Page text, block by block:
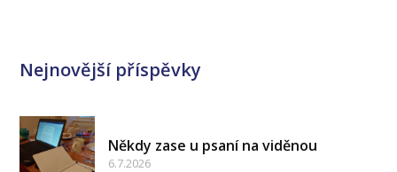
Nejnovější příspěvky
Někdy zase u psaní na viděnou
6.7.2026